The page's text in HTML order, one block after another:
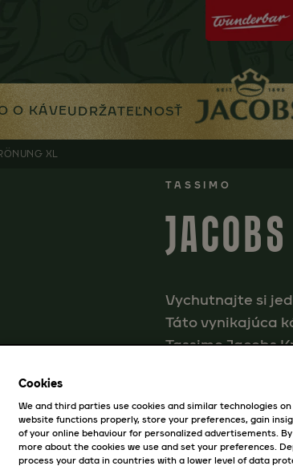
O KÁVEUDRŽATEĽNOSŤ
XL
TASSIMO
Vychutnajte si
Táto vynikajúca
Tassimo Jacobs
kávových zŕn.
Praktická
kávovar
Cookies
We and third parties use cookies and similar technologies
website functions properly, store your preferences, gain
of your online behaviour for personalized advertisements. By
more about the cookies we use and set your preferences.
process your data in countries with a lower level of data